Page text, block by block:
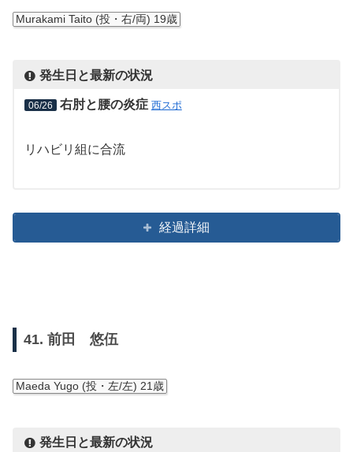
Murakami Taito (投・右/両) 19歳
発生日と最新の状況
06/26 右肘と腰の炎症 西スポ
リハビリ組に合流
経過詳細
41. 前田 悠伍
Maeda Yugo (投・左/左) 21歳
発生日と最新の状況